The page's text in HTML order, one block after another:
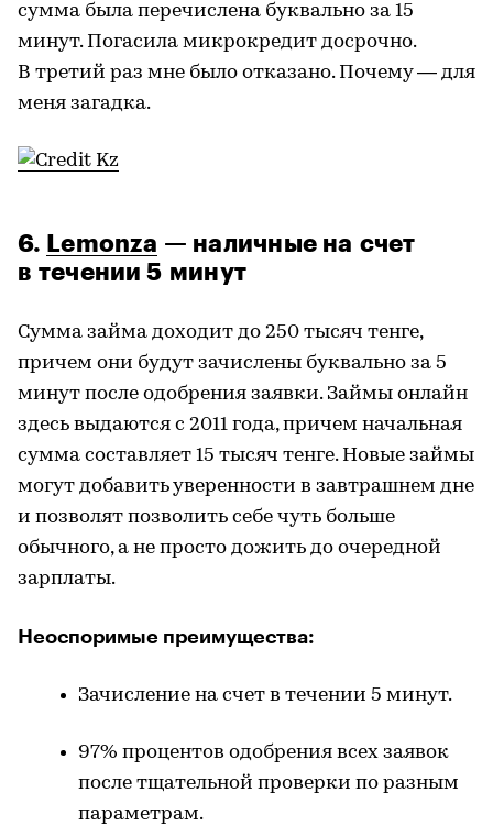
сумма была перечислена буквально за 15
минут. Погасила микрокредит досрочно.
В третий раз мне было отказано. Почему — для
меня загадка.
6. Lemonza — наличные на счет
в течении 5 минут
Сумма займа доходит до 250 тысяч тенге,
причем они будут зачислены буквально за 5
минут после одобрения заявки. Займы онлайн
здесь выдаются с 2011 года, причем начальная
сумма составляет 15 тысяч тенге. Новые займы
могут добавить уверенности в завтрашнем дне
и позволят позволить себе чуть больше
обычного, а не просто дожить до очередной
зарплаты.
Неоспоримые преимущества:
Зачисление на счет в течении 5 минут.
97% процентов одобрения всех заявок
после тщательной проверки по разным
параметрам.